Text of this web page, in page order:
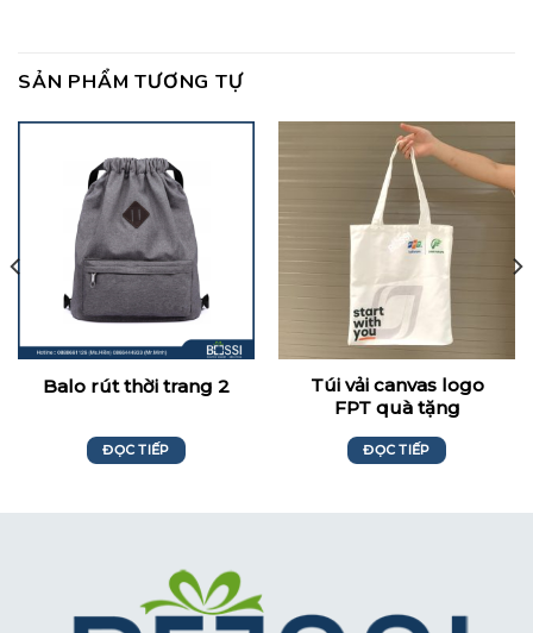
SẢN PHẨM TƯƠNG TỰ
Balo rút thời trang 2
ĐỌC TIẾP
Túi vải canvas logo
FPT quà tặng
ĐỌC TIẾP